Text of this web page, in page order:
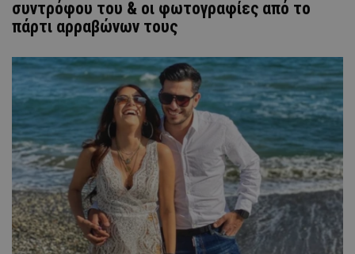
συντρόφου του & οι φωτογραφίες από το
πάρτι αρραβώνων τους